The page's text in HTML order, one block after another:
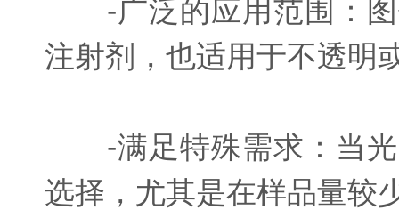
-广泛的应用范围：图
注射剂，也适用于不透明
-满足特殊需求：当光
选择，尤其是在样品量较